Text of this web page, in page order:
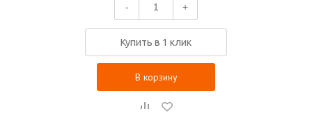
- +
Купить в 1 клик
В корзину